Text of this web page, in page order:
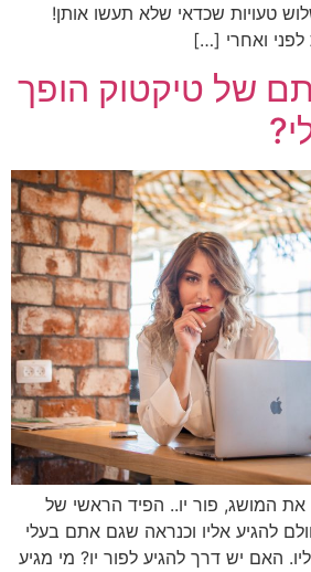
טעויות שכדאי שלא תעשו אותן!
של טיקטוק הופך
המושג, פור יו.. הפיד הראשי של
להגיע אליו וכנראה שגם אתם בעלי
האם יש דרך להגיע לפור יו? מי מגיע